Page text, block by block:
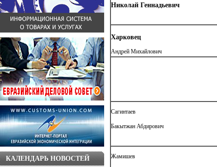
КАЛЕНДАРЬ НОВОСТЕЙ
Николай Геннадьевич
Харковец
Андрей Михайлович
Сагинтаев
Бакытжан Абдирович
Жамишев